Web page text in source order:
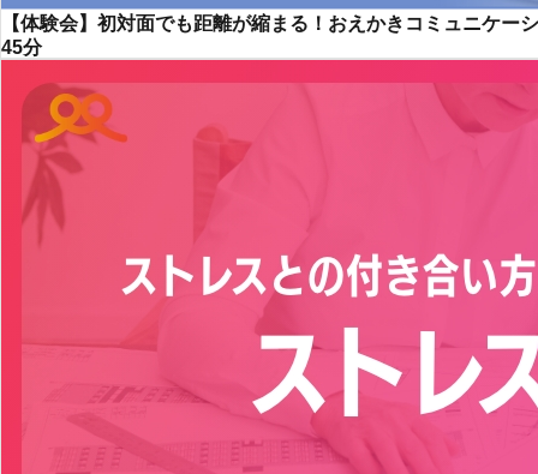
【体験会】初対面でも距離が縮まる！おえかきコミュニケー
45分